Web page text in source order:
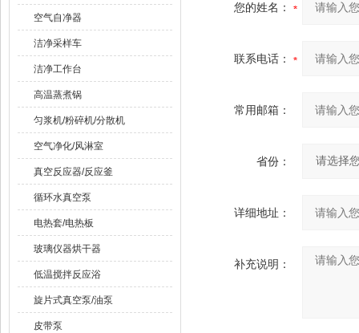
空气自净器
洁净采样车
洁净工作台
高温蒸煮锅
匀浆机/粉碎机/分散机
空气净化/风淋室
真空反应器/反应釜
循环水真空泵
电热套/电热板
玻璃仪器烘干器
低温搅拌反应浴
旋片式真空泵/油泵
皮带泵
您的姓名：
联系电话：
常用邮箱：
省份：
详细地址：
补充说明：